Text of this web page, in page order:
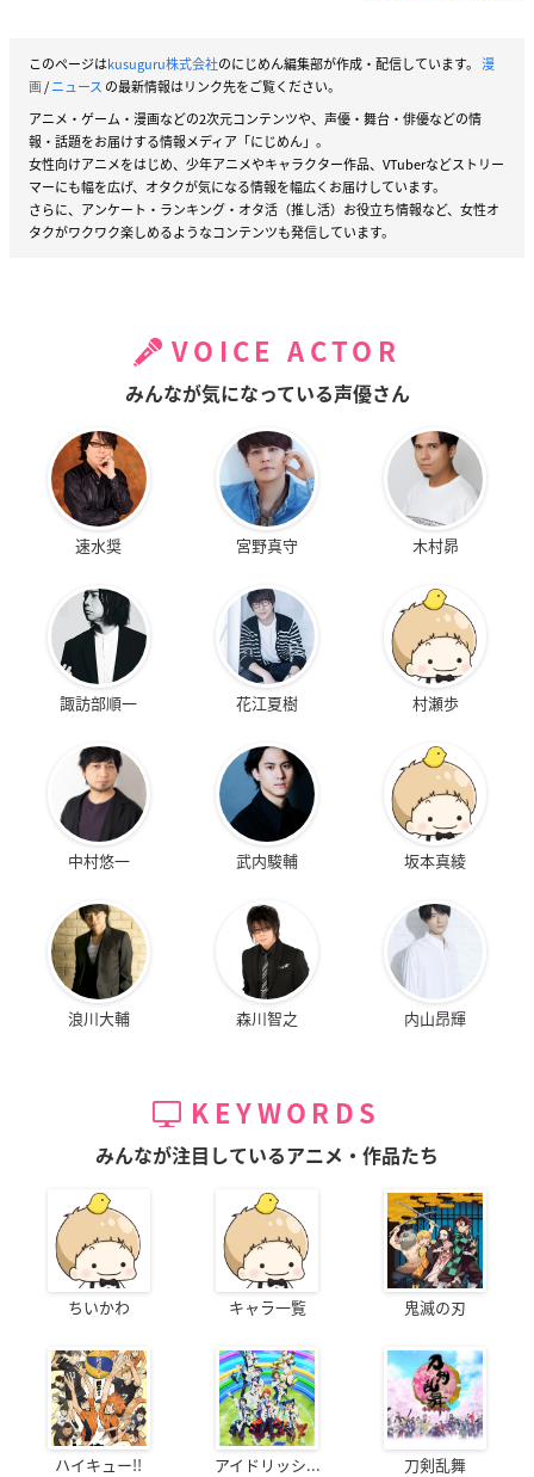
このページはkusuguru株式会社のにじめん編集部が作成・配信しています。 漫
画/ニュース の最新情報はリンク先をご覧ください。
アニメ・ゲーム・漫画などの2次元コンテンツや、声優・舞台・俳優などの情
報・話題をお届けする情報メディア「にじめん」。
女性向けアニメをはじめ、少年アニメやキャラクター作品、VTuberなどストリー
マーにも幅を広げ、オタクが気になる情報を幅広くお届けしています。
さらに、アンケート・ランキング・オタ活（推し活）お役立ち情報など、女性オ
タクがワクワク楽しめるようなコンテンツも発信しています。
VOICE ACTOR
みんなが気になっている声優さん
速水奨 宮野真守 木村昴
諏訪部順一 花江夏樹 村瀬歩
中村悠一 武内駿輔 坂本真綾
浪川大輔 森川智之 内山昂輝
KEYWORDS
みんなが注目しているアニメ・作品たち
ちいかわ キャラ一覧 鬼滅の刃
ハイキュー!! アイドリッシ... 刀剣乱舞